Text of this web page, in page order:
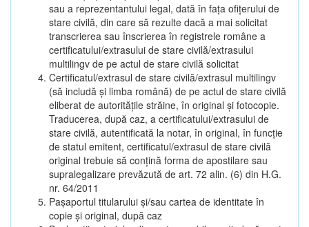
sau a reprezentantului legal, dată în fața ofițerului de
stare civilă, din care să rezulte dacă a mai solicitat
transcrierea sau înscrierea în registrele române a
certificatului/extrasului de stare civilă/extrasului
multilingv de pe actul de stare civilă solicitat
Certificatul/extrasul de stare civilă/extrasul multilingv
(să includă și limba română) de pe actul de stare civilă
eliberat de autoritățile străine, în original și fotocopie.
Traducerea, după caz, a certificatului/extrasului de
stare civilă, autentificată la notar, în original, în funcție
de statul emitent, certificatul/extrasul de stare civilă
original trebuie să conțină forma de apostilare sau
supralegalizare prevăzută de art. 72 alin. (6) din H.G.
nr. 64/2011
Pașaportul titularului și/sau cartea de identitate în
copie și original, după caz